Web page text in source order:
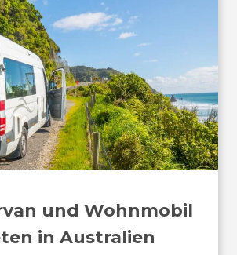
und Wohnmobil
in Australien